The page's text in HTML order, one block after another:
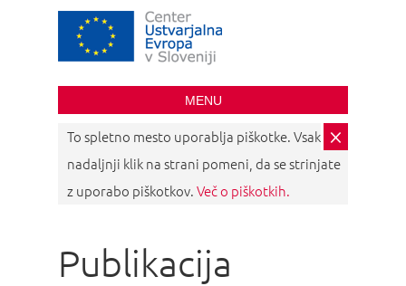
Creative Europe
Desk Slovenia
MENU
×
To spletno mesto uporablja piškotke. Vsak
nadaljnji klik na strani pomeni, da se strinjate
z uporabo piškotkov.Več o piškotkih.
Publikacija